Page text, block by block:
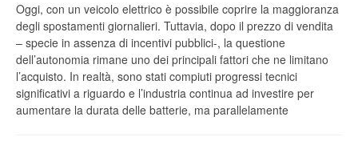
Oggi, con un veicolo elettrico è possibile coprire la maggioranza
degli spostamenti giornalieri. Tuttavia, dopo il prezzo di vendita
– specie in assenza di incentivi pubblici-, la questione
dell’autonomia rimane uno dei principali fattori che ne limitano
l’acquisto. In realtà, sono stati compiuti progressi tecnici
significativi a riguardo e l’industria continua ad investire per
aumentare la durata delle batterie, ma parallelamente